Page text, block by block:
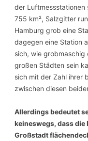
der Luftmessstationen
755 km², Salzgitter
Hamburg grob eine
dagegen eine Station
sich, wie
großen Städten sein
sich mit der Zahl ihrer
zwischen diesen
Allerdings bedeutet
keineswegs, dass
Großstadt